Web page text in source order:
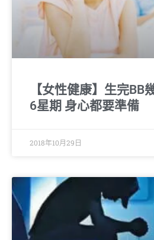
【女性健康】生完BB
6星期 身心都要準備
2018年10月29日